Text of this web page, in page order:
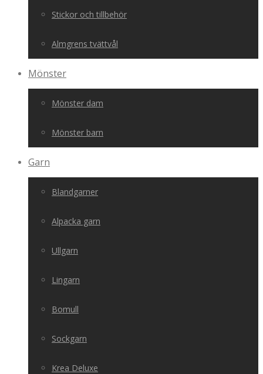
Stickor och tillbehör
Almgrens tvättvål
Mönster
Mönster dam
Mönster barn
Garn
Blandgarner
Alpacka garn
Ullgarn
Lingarn
Bomull
Sockgarn
Krea Deluxe